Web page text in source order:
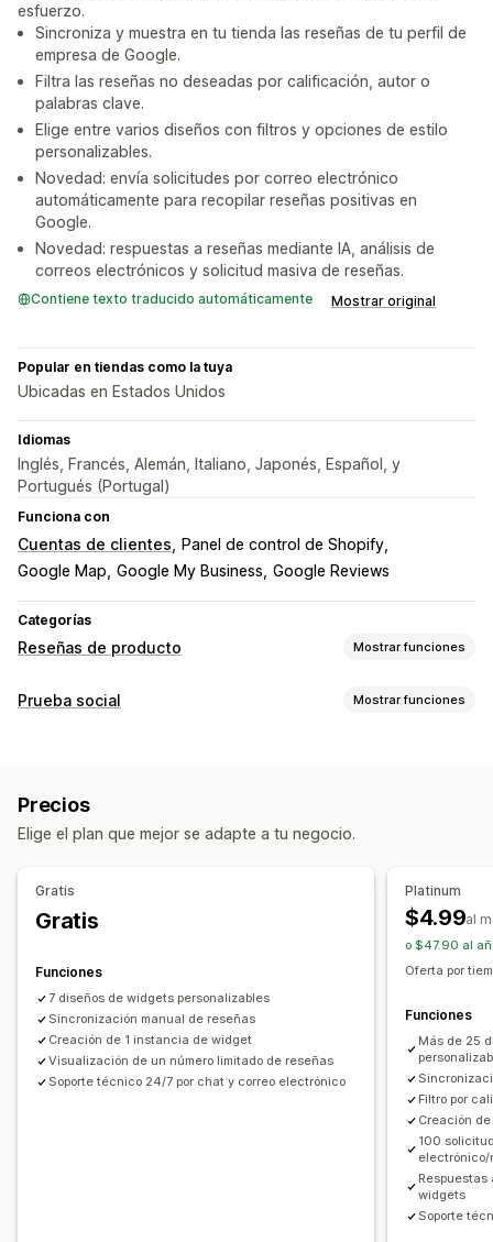
esfuerzo.
Sincroniza y muestra en tu tienda las reseñas de tu perfil de
empresa de Google.
Filtra las reseñas no deseadas por calificación, autor o
palabras clave.
Elige entre varios diseños con filtros y opciones de estilo
personalizables.
Novedad: envía solicitudes por correo electrónico
automáticamente para recopilar reseñas positivas en
Google.
Novedad: respuestas a reseñas mediante IA, análisis de
correos electrónicos y solicitud masiva de reseñas.
Contiene texto traducido automáticamente Mostrar original
Popular en tiendas como la tuya
Ubicadas en Estados Unidos
Idiomas
Inglés, Francés, Alemán, Italiano, Japonés, Español, y
Portugués (Portugal)
Funciona con
Cuentas de clientes
Panel de control de Shopify
Google Map Google My Business Google Reviews
Categorías
Reseñas de producto Mostrar funciones
Opciones de muestra
Página de todas las reseñas
Reseñas destacadas Resúmenes de reseñas
Formas de recopilar reseñas
Ventanas emergentes
Formularios
Automatizaciones
Solicitudes personalizadas
Prueba social Mostrar funciones
Informes y estadísticas
Precios
Elige el plan que mejor se adapte a tu negocio.
Gratis
Gratis
Funciones
7 diseños de widgets personalizables
Sincronización manual de reseñas
Creación de 1 instancia de widget
Visualización de un número limitado de reseñas
Soporte técnico 24/7 por chat y correo electrónico
Platinum
$4.99al
o $47.90 al
Oferta por
Funciones
Más de 25
Filtro por
Creación
100
electrónico/
Respuestas
widgets
Soporte